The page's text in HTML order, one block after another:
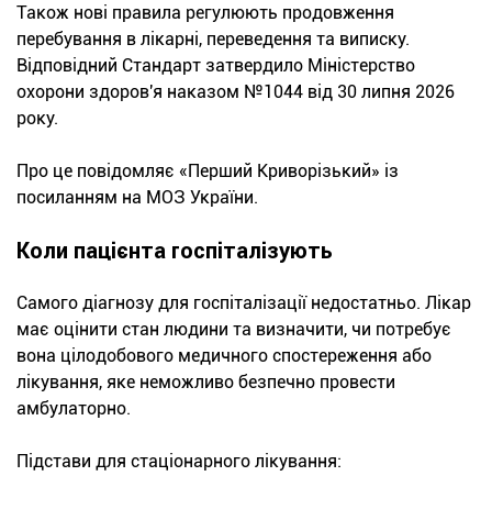
Також нові правила регулюють продовження
перебування в лікарні, переведення та виписку.
Відповідний Стандарт затвердило Міністерство
охорони здоров'я наказом №1044 від 30 липня 2026
року.
Про це повідомляє «Перший Криворізький» із
посиланням на МОЗ України.
Коли пацієнта госпіталізують
Самого діагнозу для госпіталізації недостатньо. Лікар
має оцінити стан людини та визначити, чи потребує
вона цілодобового медичного спостереження або
лікування, яке неможливо безпечно провести
амбулаторно.
Підстави для стаціонарного лікування: